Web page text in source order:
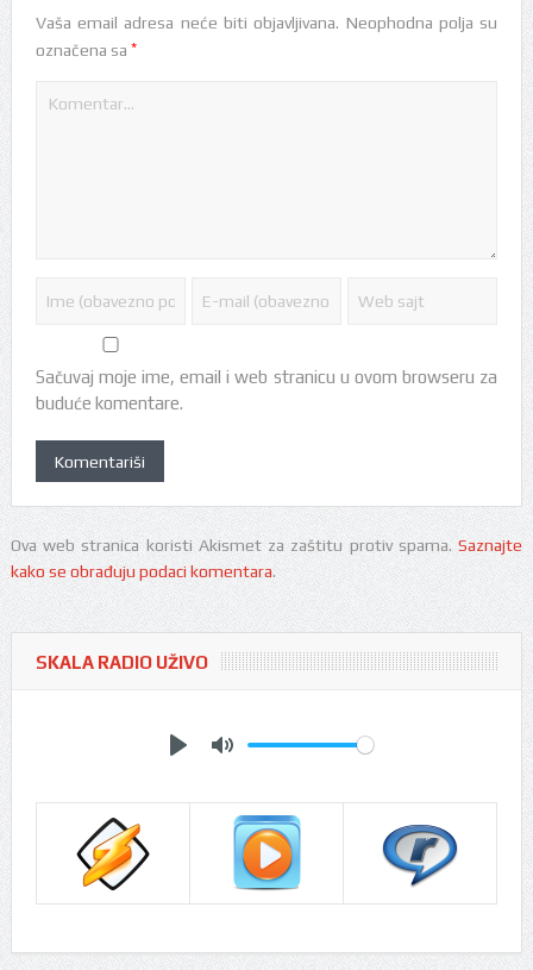
Vaša email adresa neće biti objavljivana. Neophodna polja su
označena sa *
Sačuvaj moje ime, email i web stranicu u ovom browseru za
buduće komentare.
Ova web stranica koristi Akismet za zaštitu protiv spama.Saznajte
kako se obrađuju podaci komentara.
SKALA RADIO UŽIVO